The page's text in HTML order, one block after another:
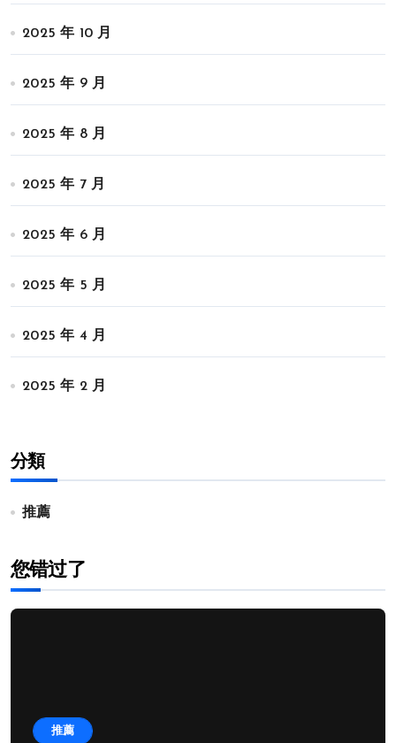
2025 年 10 月
2025 年 9 月
2025 年 8 月
2025 年 7 月
2025 年 6 月
2025 年 5 月
2025 年 4 月
2025 年 2 月
分類
推薦
您错过了
推薦